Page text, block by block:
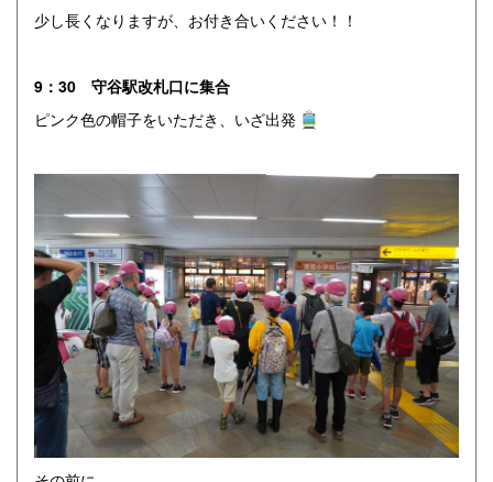
少し長くなりますが、お付き合いください！！
9：30 守谷駅改札口に集合
ピンク色の帽子をいただき、いざ出発